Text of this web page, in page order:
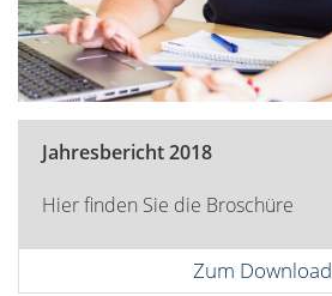
Jahresbericht 2018
Hier finden Sie die Broschüre
Zum Download